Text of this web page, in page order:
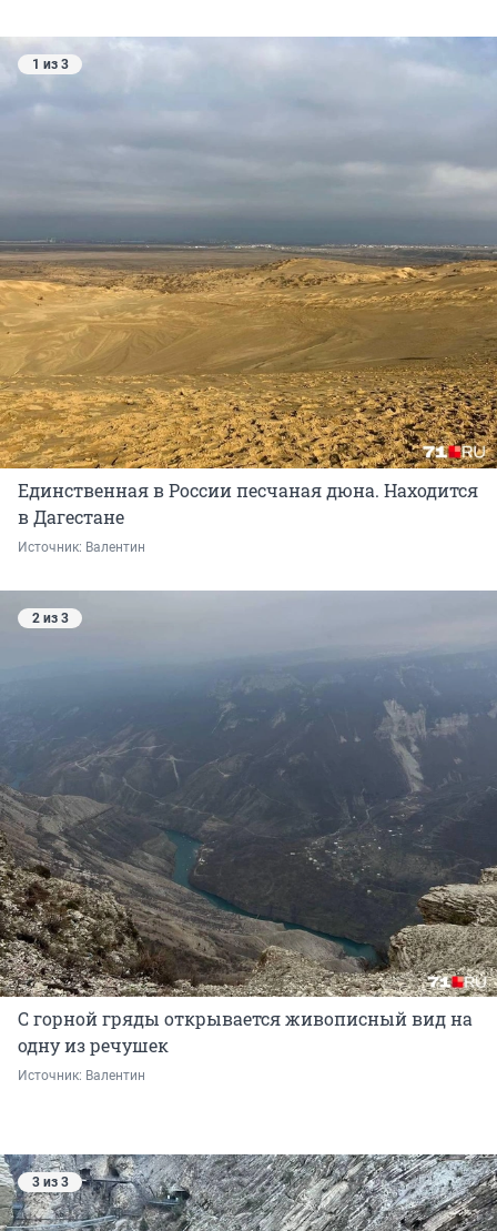
1 из 3
Единственная в России песчаная дюна. Находится
в Дагестане
Источник: Валентин
2 из 3
С горной гряды открывается живописный вид на
одну из речушек
Источник: Валентин
3 из 3